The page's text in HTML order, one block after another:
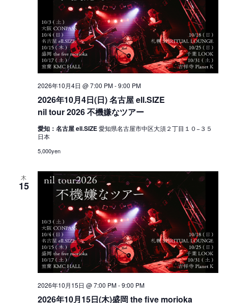
2026年10月4日(日) 名古屋 ell.SIZE
nil tour 2026 不機嫌なツアー
2026年10月4日 @ 7:00 PM-9:00 PM
愛知：名古屋 ell.SIZE愛知県名古屋市中区大須２丁目１０−３５
日本
5,000yen
木
15
2026年10月15日(木)盛岡 the five morioka
2026年10月15日 @ 7:00 PM-9:00 PM